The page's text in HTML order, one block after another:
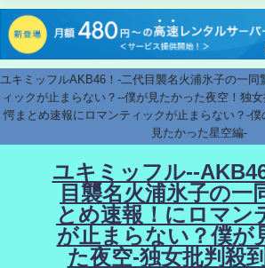
ユキミッフルAKB46！-二代目襲名火浦氷子の一同
ィックが止まらない？--僕が見たかった夜空！独
愕まとめ速報にロマンティックが止まらない？-
見たかった星空編-
ユキミッフル--
目襲名火浦氷子の一
とめ速報！にロマン
が止まらない？僕が
た夜空-独女批判殺